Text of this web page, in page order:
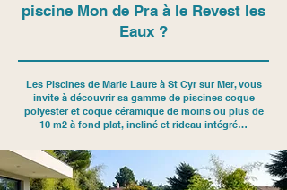
piscine Mon de Pra à le Revest les
Eaux ?
Les Piscines de Marie Laure à St Cyr sur Mer, vous
invite à découvrir sa gamme de piscines coque
polyester et coque céramique de moins ou plus de
10 m2 à fond plat, incliné et rideau intégré…